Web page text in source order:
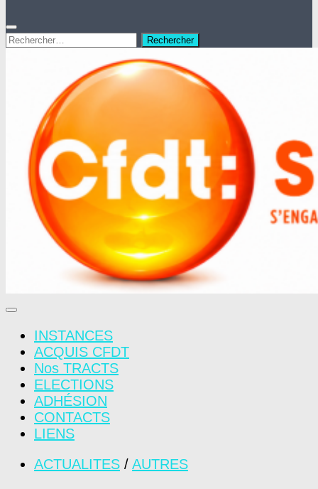
Rechercher :
INSTANCES
ACQUIS CFDT
Nos TRACTS
ELECTIONS
ADHÉSION
CONTACTS
LIENS
ACTUALITES / AUTRES